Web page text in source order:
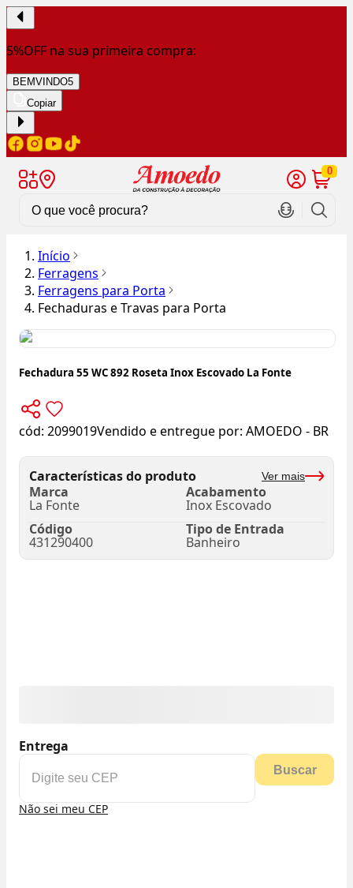
5%OFF na sua primeira compra:
BEMVINDO5
Copiar
0
Início
Ferragens
Ferragens para Porta
Fechaduras e Travas para Porta
Fechadura 55 WC 892 Roseta Inox Escovado La Fonte
cód: 2099019Vendido e entregue por: AMOEDO - BR
Características do produto Ver mais
Marca
La Fonte
Acabamento
Inox Escovado
Código
431290400
Tipo de Entrada
Banheiro
Entrega
Buscar
Não sei meu CEP